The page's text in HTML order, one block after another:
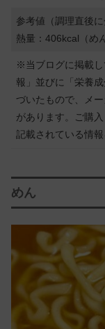
参考値（調理直後に
熱量：406kcal（め
※当ブログに掲載
報」並びに「栄養
づいたもので、メ
があります。ご購
記載されている情
めん